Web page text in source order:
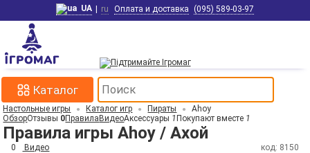
UA | ru Оплата и доставка (095) 589-03-97
Каталог
Настольные игры Каталог игр Пираты
Ahoy
ОбзорОтзывы 0Правила ВидеоАксессуары 1 Покупают вместе 1
Правила игры Ahoy / Ахой
0 Видео код: 8150